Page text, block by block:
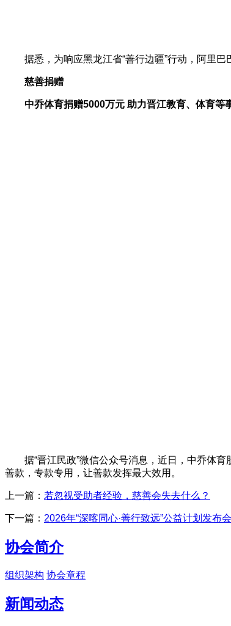
据悉，为响应黑龙江省“善行边疆”行动，阿里巴
慈善捐赠
中乔体育捐赠5000万元 助力晋江教育、体育等
据“晋江民政”微信公众号消息，近日，中乔体育
善款，专款专用，让善款发挥最大效用。
上一篇： 若忽视受助者经验，慈善会失去什么？
下一篇： 2026年“深喀同心·善行致远”公益计划发布
协会简介
组织架构 协会章程
新闻动态